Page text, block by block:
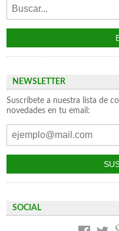
NEWSLETTER
Suscríbete a nuestra lista de
novedades en tu email:
SOCIAL